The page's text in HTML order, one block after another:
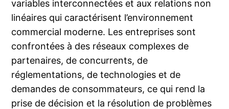
variables interconnectées et aux relations non
linéaires qui caractérisent l’environnement
commercial moderne. Les entreprises sont
confrontées à des réseaux complexes de
partenaires, de concurrents, de
réglementations, de technologies et de
demandes de consommateurs, ce qui rend la
prise de décision et la résolution de problèmes